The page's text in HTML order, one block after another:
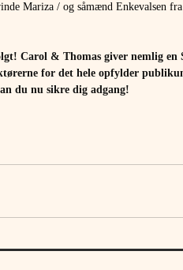
Mariza / og såmænd Enkevalsen fra
Carol & Thomas giver nemlig en
for det hele opfylder
du nu sikre dig adgang!